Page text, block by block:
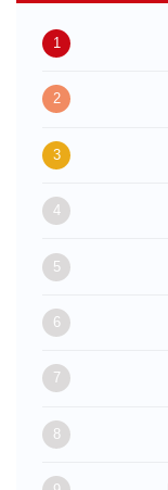
1
2
3
4
5
6
7
8